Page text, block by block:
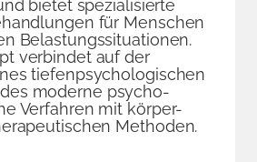
bietet spezialisierte
für Menschen
Belastungs­situationen.
verbindet auf der
tiefen­psychologischen
moderne psycho­
Verfahren mit körper-
Methoden.